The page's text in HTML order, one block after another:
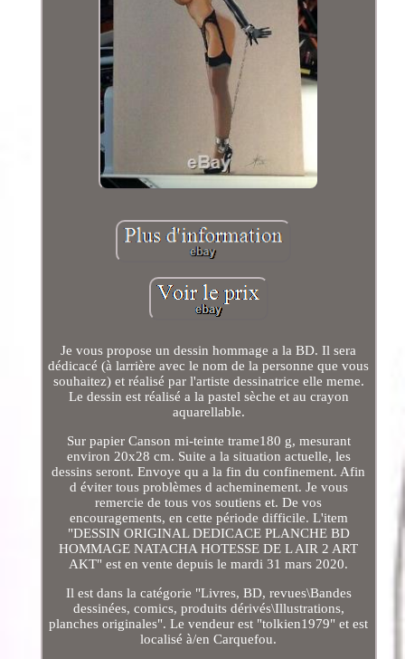
Je vous propose un dessin hommage a la BD. Il sera
dédicacé (à larrière avec le nom de la personne que vous
souhaitez) et réalisé par l'artiste dessinatrice elle meme.
Le dessin est réalisé a la pastel sèche et au crayon
aquarellable.
Sur papier Canson mi-teinte trame180 g, mesurant
environ 20x28 cm. Suite a la situation actuelle, les
dessins seront. Envoye qu a la fin du confinement. Afin
d éviter tous problèmes d acheminement. Je vous
remercie de tous vos soutiens et. De vos
encouragements, en cette période difficile. L'item
"DESSIN ORIGINAL DEDICACE PLANCHE BD
HOMMAGE NATACHA HOTESSE DE L AIR 2 ART
AKT" est en vente depuis le mardi 31 mars 2020.
Il est dans la catégorie "Livres, BD, revues\Bandes
dessinées, comics, produits dérivés\Illustrations,
planches originales". Le vendeur est "tolkien1979" et est
localisé à/en Carquefou.